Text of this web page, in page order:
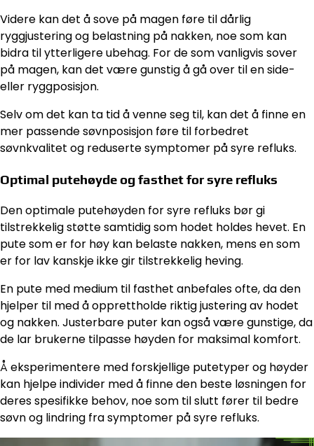
Videre kan det å sove på magen føre til dårlig
ryggjustering og belastning på nakken, noe som kan
bidra til ytterligere ubehag. For de som vanligvis sover
på magen, kan det være gunstig å gå over til en side-
eller ryggposisjon.
Selv om det kan ta tid å venne seg til, kan det å finne en
mer passende søvnposisjon føre til forbedret
søvnkvalitet og reduserte symptomer på syre refluks.
Optimal putehøyde og fasthet for syre refluks
Den optimale putehøyden for syre refluks bør gi
tilstrekkelig støtte samtidig som hodet holdes hevet. En
pute som er for høy kan belaste nakken, mens en som
er for lav kanskje ikke gir tilstrekkelig heving.
En pute med medium til fasthet anbefales ofte, da den
hjelper til med å opprettholde riktig justering av hodet
og nakken. Justerbare puter kan også være gunstige, da
de lar brukerne tilpasse høyden for maksimal komfort.
Å eksperimentere med forskjellige putetyper og høyder
kan hjelpe individer med å finne den beste løsningen for
deres spesifikke behov, noe som til slutt fører til bedre
søvn og lindring fra symptomer på syre refluks.